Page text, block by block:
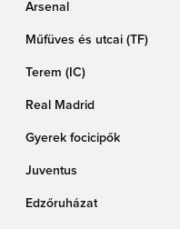
Arsenal
Műfüves és utcai (TF)
Terem (IC)
Real Madrid
Gyerek focicipők
Juventus
Edzőruházat